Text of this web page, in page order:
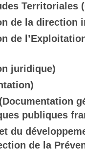
Territoriales
de la direction
de
juridique)
publiques
du
de la